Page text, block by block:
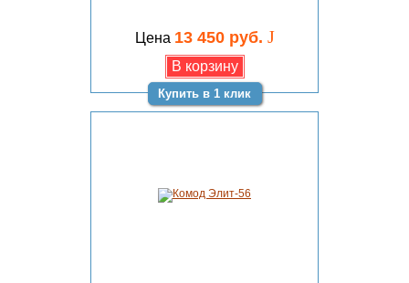
Цена 13 450 руб. J
Купить в 1 клик